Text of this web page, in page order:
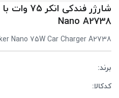
Nano A2738
Nano 75W Car Charger A2738
برند:
کدکالا: